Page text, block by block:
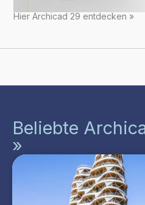
Hier Archicad 29 entdecken »
Beliebte
»